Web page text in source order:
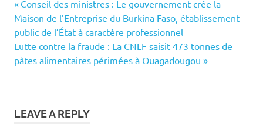
Navigation
de
l’article
Previous
Post:
Conseil des ministres : Le gouvernement crée la
Maison de l’Entreprise du Burkina Faso, établissement
public de l’État à caractère professionnel
Next
Post:
Lutte contre la fraude : La CNLF saisit 473 tonnes de
pâtes alimentaires périmées à Ouagadougou
LEAVE A REPLY